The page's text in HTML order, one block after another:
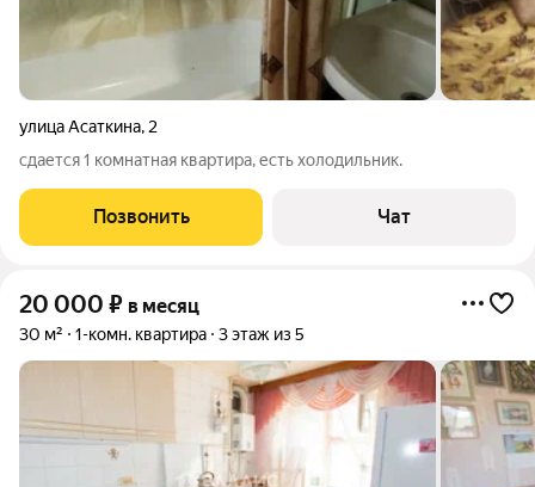
улица Асаткина, 2
сдается 1 комнатная квартира, есть холодильник.
Позвонить Чат
20 000 ₽ в месяц
30 м² 1-комн. квартира 3 этаж из 5